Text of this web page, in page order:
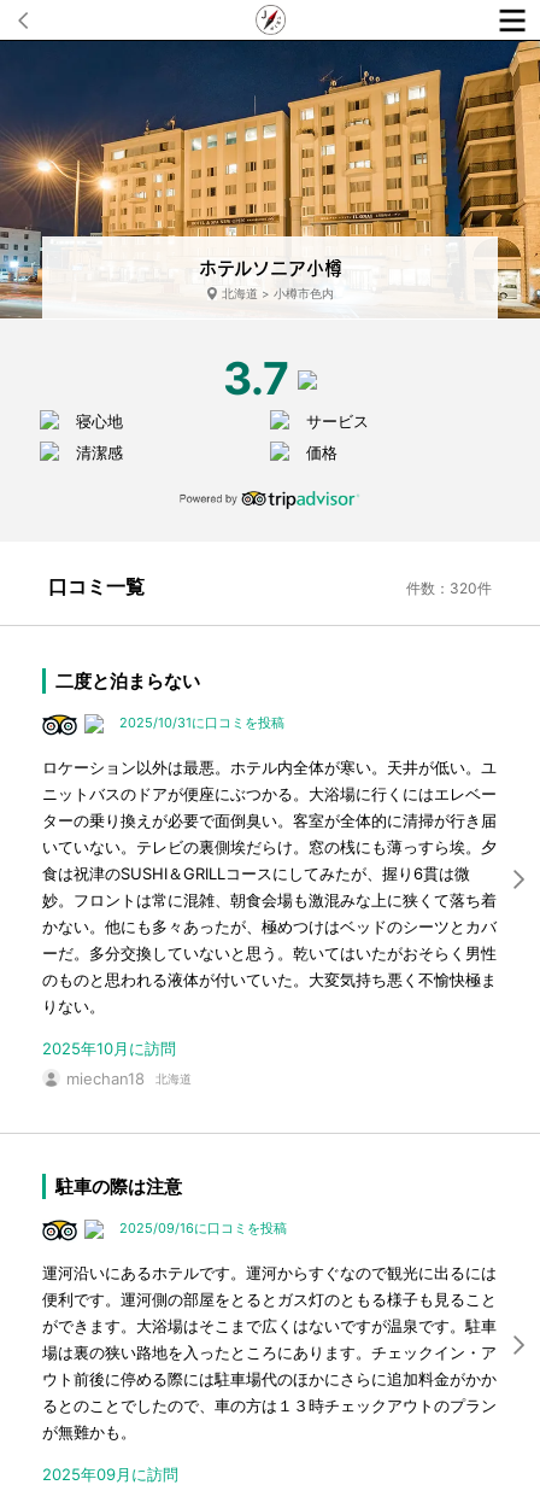
ホテルソニア小樽
北海道 > 小樽市色内
3.7
寝心地
清潔感
サービス
価格
口コミ一覧 件数：320件
二度と泊まらない
2025/10/31に口コミを投稿
ロケーション以外は最悪。ホテル内全体が寒い。天井が低い。ユ
ニットバスのドアが便座にぶつかる。大浴場に行くにはエレベー
ターの乗り換えが必要で面倒臭い。客室が全体的に清掃が行き届
いていない。テレビの裏側埃だらけ。窓の桟にも薄っすら埃。夕
食は祝津のSUSHI＆GRILLコースにしてみたが、握り6貫は微
妙。フロントは常に混雑、朝食会場も激混みな上に狭くて落ち着
かない。他にも多々あったが、極めつけはベッドのシーツとカバ
ーだ。多分交換していないと思う。乾いてはいたがおそらく男性
のものと思われる液体が付いていた。大変気持ち悪く不愉快極ま
りない。
2025年10月に訪問
miechan18
北海道
駐車の際は注意
2025/09/16に口コミを投稿
運河沿いにあるホテルです。運河からすぐなので観光に出るには
便利です。運河側の部屋をとるとガス灯のともる様子も見ること
ができます。大浴場はそこまで広くはないですが温泉です。駐車
場は裏の狭い路地を入ったところにあります。チェックイン・ア
ウト前後に停める際には駐車場代のほかにさらに追加料金がかか
るとのことでしたので、車の方は１３時チェックアウトのプラン
が無難かも。
2025年09月に訪問